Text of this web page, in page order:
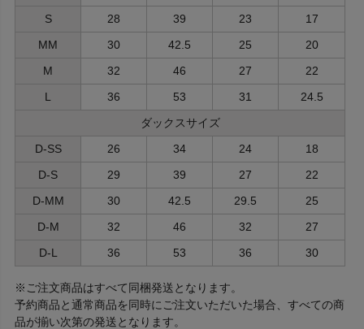
S
28 39 23
17
MM
30 42.5 25
20
M
32 46 27
22
L
36 53 31
24.5
ダックスサイズ
D-SS
26 34 24
18
D-S
29 39 27
22
D-MM
30 42.5 29.5
25
D-M
32 46 32
27
D-L
36 53 36 30
※ご注文商品はすべて同梱発送となります。
予約商品と通常商品を同時にご注文いただいた場合、すべての商
品が揃い次第の発送となります。